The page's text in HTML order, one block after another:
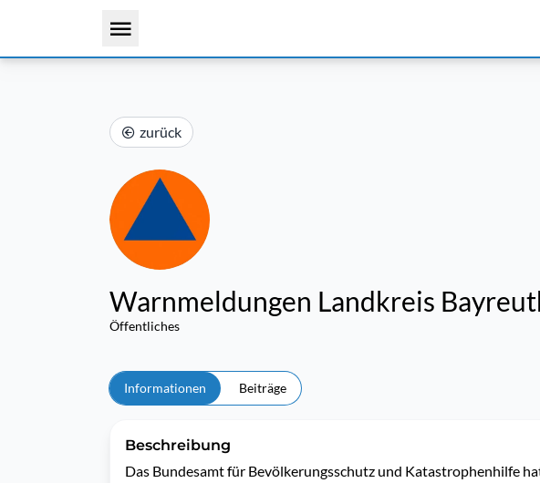
zurück
Warnmeldungen Landkreis
Öffentliches
Informationen Beiträge
Beschreibung
Das Bundesamt für Bevölkerungsschutz und Katastrophenhilfe